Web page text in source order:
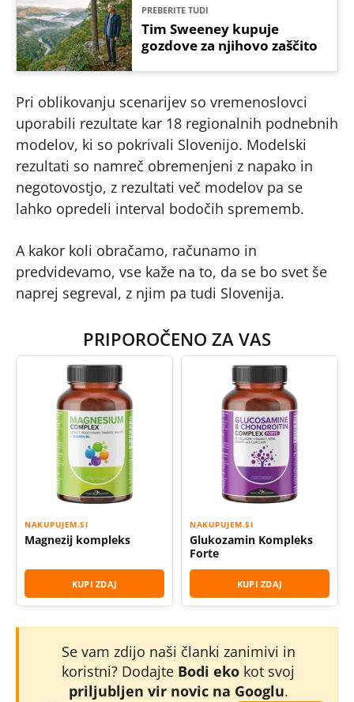
PREBERITE TUDI
Tim Sweeney kupuje
gozdove za njihovo zaščito
Pri oblikovanju scenarijev so vremenoslovci
uporabili rezultate kar 18 regionalnih podnebnih
modelov, ki so pokrivali Slovenijo. Modelski
rezultati so namreč obremenjeni z napako in
negotovostjo, z rezultati več modelov pa se
lahko opredeli interval bodočih sprememb.
A kakor koli obračamo, računamo in
predvidevamo, vse kaže na to, da se bo svet še
naprej segreval, z njim pa tudi Slovenija.
PRIPOROČENO ZA VAS
NAKUPUJEM.SI
Magnezij kompleks
KUPI ZDAJ
NAKUPUJEM.SI
Glukozamin Kompleks
Forte
KUPI ZDAJ
Se vam zdijo naši članki zanimivi in
koristni? Dodajte Bodi eko kot svoj
priljubljen vir novic na Googlu.